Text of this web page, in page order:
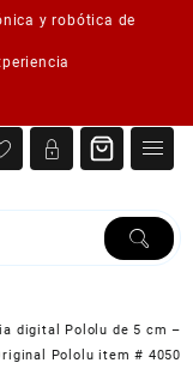
y robótica de
digital Pololu de 5 cm –
Pololu item # 4050